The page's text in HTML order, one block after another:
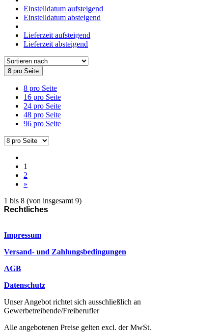
Einstelldatum aufsteigend
Einstelldatum absteigend
Lieferzeit aufsteigend
Lieferzeit absteigend
8 pro Seite
8 pro Seite
16 pro Seite
24 pro Seite
48 pro Seite
96 pro Seite
1
2
»
1 bis 8 (von insgesamt 9)
Rechtliches
Impressum
Versand- und Zahlungsbedingungen
AGB
Datenschutz
Unser Angebot richtet sich ausschließlich an
Gewerbetreibende/Freiberufler
Alle angebotenen Preise gelten excl. der MwSt.